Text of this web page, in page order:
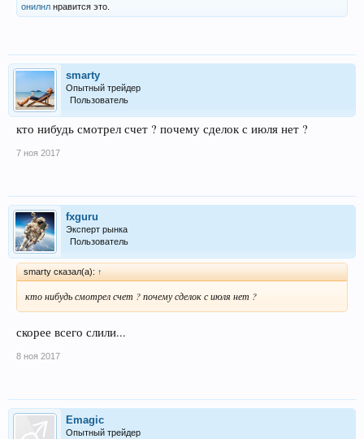
онилнл нравится это.
smarty
Опытный трейдер
Пользователь
кто нибудь смотрел счет ? почему сделок с июля нет ?
7 ноя 2017
fxguru
Эксперт рынка
Пользователь
smarty сказал(а): ↑
кто нибудь смотрел счет ? почему сделок с июля нет ?
скорее всего слили...
8 ноя 2017
Emagic
Опытный трейдер